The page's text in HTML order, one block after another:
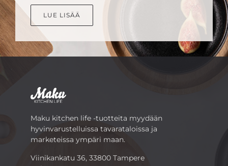
LUE LISÄÄ
Maku kitchen life -tuotteita myydään
hyvinvarustelluissa tavarataloissa ja
marketeissa ympäri maan.
Viinikankatu 36, 33800 Tampere